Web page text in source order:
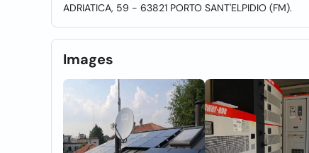
ADRIATICA, 59 - 63821 PORTO SANT'ELPIDIO (FM).
Images